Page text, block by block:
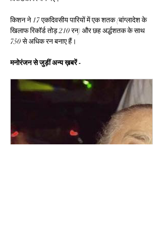
किशन ने 17 एकदिवसीय पारियों में एक शतक (बांग्लादेश के
खिलाफ रिकॉर्ड तोड़ 210 रन) और छह अर्द्धशतक के साथ
750 से अधिक रन बनाए हैं।
मनोरंजन से जुड़ीं अन्य ख़बरें -